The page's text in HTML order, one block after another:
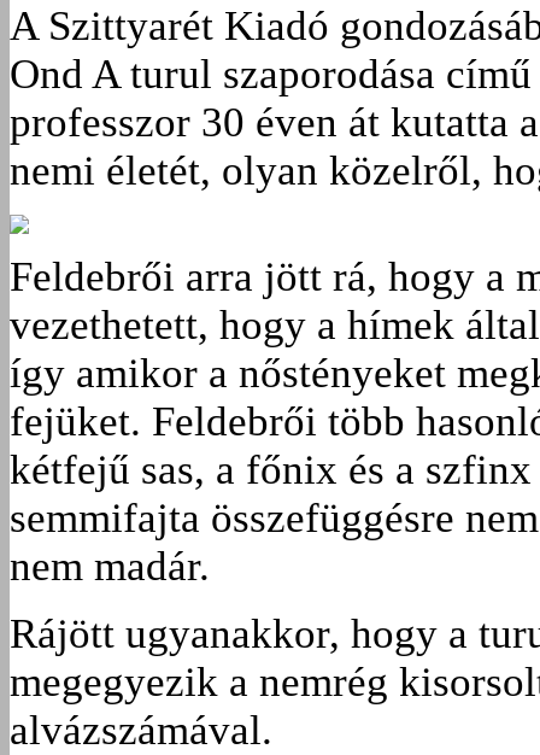
A Szittyarét Kiadó
Ond A turul szaporodása
professzor 30 éven át kutatta
nemi életét, olyan közelről,
Feldebrői arra jött rá, hogy a
vezethetett, hogy a hímek
így amikor a nőstényeket
fejüket. Feldebrői több
kétfejű sas, a főnix és a
semmifajta összefüggésre
nem madár.
Rájött ugyanakkor, hogy a
megegyezik a nemrég
alvázszámával.